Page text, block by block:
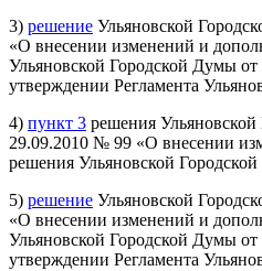
3) решение Ульяновской
«О внесении изменений и
Ульяновской Городской Думы
утверждении Регламента
4) пункт 3 решения
29.09.2010 № 99 «О внесении
решения Ульяновской
5) решение Ульяновской
«О внесении изменений и
Ульяновской Городской Думы
утверждении Регламента